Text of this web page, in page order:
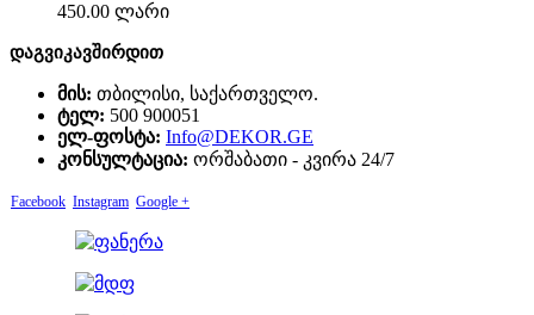
450.00 ლარი
დაგვიკავშირდით
მის: თბილისი, საქართველო.
ტელ: 500 900051
ელ-ფოსტა: Info@DEKOR.GE
კონსულტაცია: ორშაბათი - კვირა 24/7
Facebook Instagram Google +